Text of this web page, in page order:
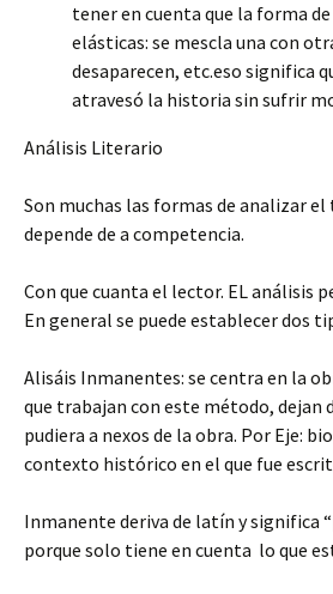
tener en cuenta que la forma
elásticas: se mescla una con
desaparecen, etc.eso significa
atravesó la historia sin sufrir
Análisis Literario
Son muchas las formas de analizar
depende de a competencia.
Con que cuanta el lector. EL análisis
En general se puede establecer dos
Alisáis Inmanentes: se centra en la
que trabajan con este método, dejan
pudiera a nexos de la obra. Por Eje:
contexto histórico en el que fue
Inmanente deriva de latín y significa
porque solo tiene en cuenta lo que